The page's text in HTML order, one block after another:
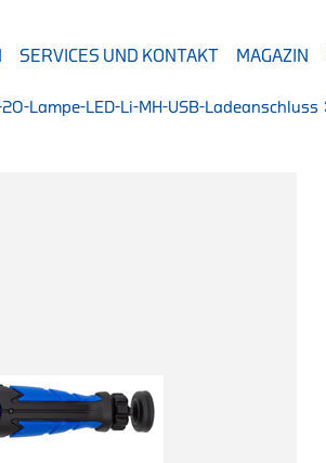
SERVICES UND KONTAKT MAGAZIN
Lampe-LED-Li-MH-USB-Ladeanschluss